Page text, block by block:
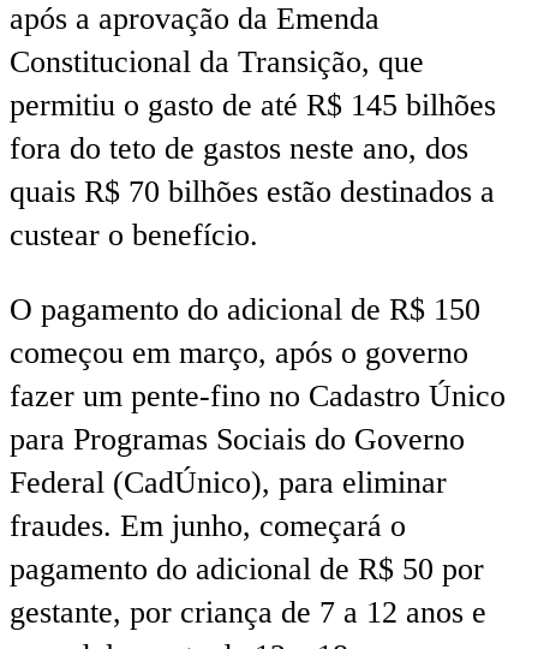
após a aprovação da Emenda
Constitucional da Transição, que
permitiu o gasto de até R$ 145 bilhões
fora do teto de gastos neste ano, dos
quais R$ 70 bilhões estão destinados a
custear o benefício.
O pagamento do adicional de R$ 150
começou em março, após o governo
fazer um pente-fino no Cadastro Único
para Programas Sociais do Governo
Federal (CadÚnico), para eliminar
fraudes. Em junho, começará o
pagamento do adicional de R$ 50 por
gestante, por criança de 7 a 12 anos e